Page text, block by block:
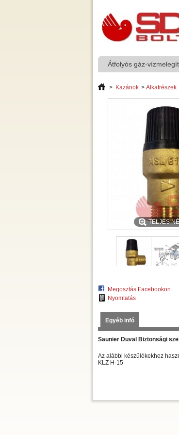
Átfolyós gáz-
> Kazánok > Alkatrészek
TELJES
Megosztás Facebookon
Nyomtatás
Egyéb infó
Saunier Duval Biztonsági
Az alábbi készülékekhez
KLZ H-15